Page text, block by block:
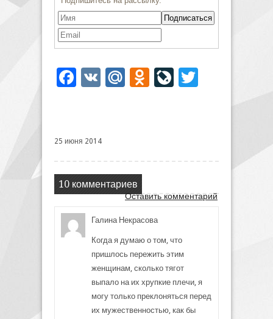
Facebook
VK Mail.Ru Odnoklassniki
LiveJournal
25 июня 2014
10 комментариев
Оставить комментарий
Галина Некрасова
Когда я думаю о том, что
пришлось пережить этим
женщинам, сколько тягот
выпало на их хрупкие плечи, я
могу только преклоняться перед
их мужественностью, как бы